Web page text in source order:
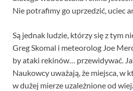
Nie potrafimy go uprzedzić, uciec
Są jednak ludzie, którzy się z tym
Greg Skomal i meteorolog Joe
by ataki rekinów… przewidywać.
Naukowcy uważają, że miejsca, w
w dużej mierze uzależnione od